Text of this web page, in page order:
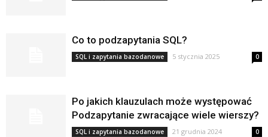
Co to podzapytania SQL?
SQL i zapytania bazodanowe 5 stycznia 2025 0
Po jakich klauzulach może występować
Podzapytanie zwracające wiele wierszy?
SQL i zapytania bazodanowe 21 grudnia 2024 0